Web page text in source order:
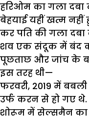
हरिओम का गला दबा
बेहयाई यहीं खत्म
कर पति की गला दबा
शव एक संदूक में बंद
पूछताछ और जांच के
इस तरह थी—
फरवरी, 2019 में
उर्फ करन से हो गए
शोरूम में सेल्समैन का